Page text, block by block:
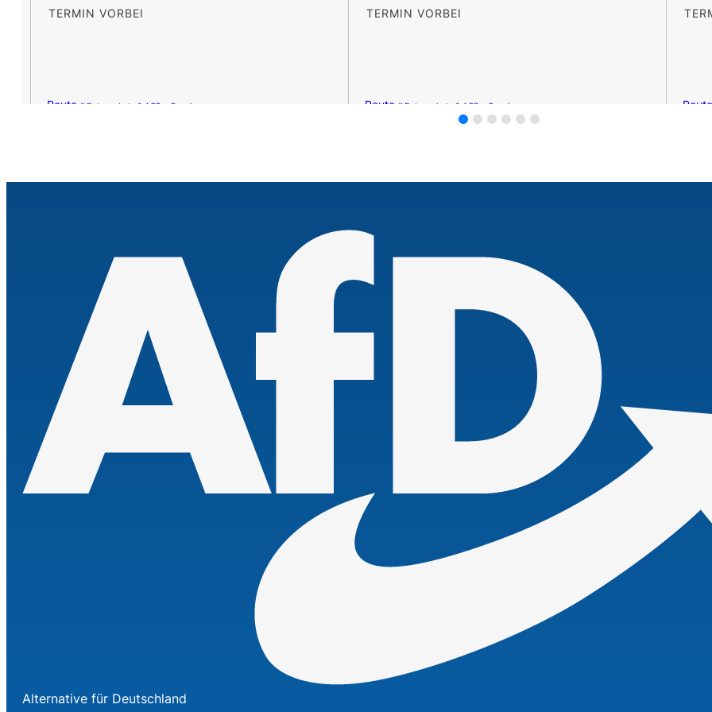
TERMIN VORBEI
Route »Datenschutz & AGB – Google
TERMIN VORBEI
Route »Datenschutz & AGB – Google
Alternative für Deutschland